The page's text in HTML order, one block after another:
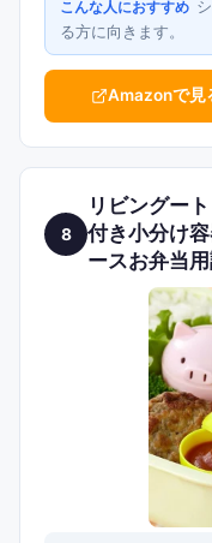
こんな人におすすめ
る方に向きます。
Amazonで見
8
リビングー
付き小分け
ースお弁当